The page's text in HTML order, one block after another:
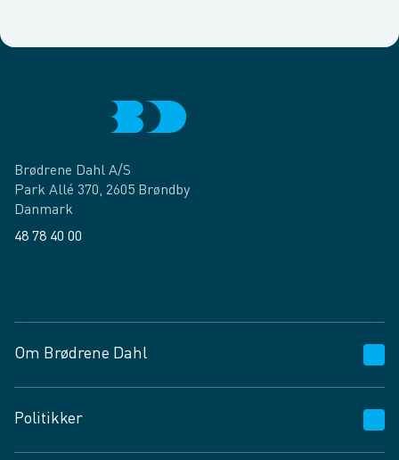
Brødrene Dahl A/S
Park Allé 370, 2605 Brøndby
Danmark
48 78 40 00
Om Brødrene Dahl
Vagttelefon 30 10 89 89
Politikker